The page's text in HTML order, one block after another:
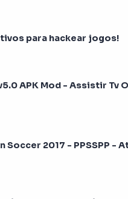
para hackear jogos!
APK Mod - Assistir Tv
Soccer 2017 - PPSSPP -